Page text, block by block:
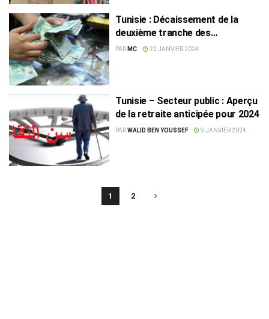
Tunisie : Décaissement de la
deuxième tranche des
augmentations pour 340 mille
PAR MC 22 JANVIER 2024
Tunisie – Secteur public : Aperçu
de la retraite anticipée pour 2024
PARWALID BEN YOUSSEF 9 JANVIER 2024
1 2